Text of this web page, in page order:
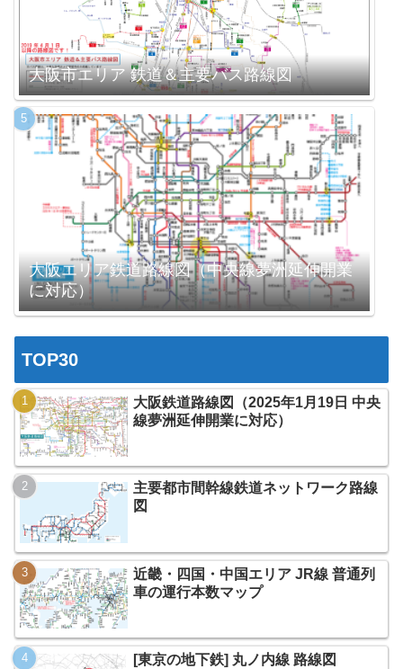
大阪市エリア 鉄道＆主要バス路線図
大阪エリア鉄道路線図（中央線夢洲延伸開業
に対応）
TOP30
大阪鉄道路線図（2025年1月19日 中央
線夢洲延伸開業に対応）
主要都市間幹線鉄道ネットワーク路線
図
近畿・四国・中国エリア JR線 普通列
車の運行本数マップ
[東京の地下鉄] 丸ノ内線 路線図